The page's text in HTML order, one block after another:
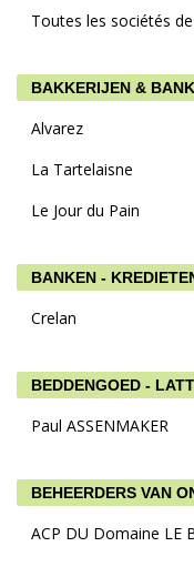
Toutes les sociétés
BAKKERIJEN &
Alvarez
La Tartelaisne
Le Jour du Pain
BANKEN -
Crelan
BEDDENGOED -
Paul ASSENMAKER
BEHEERDERS VAN
ACP DU Domaine LE